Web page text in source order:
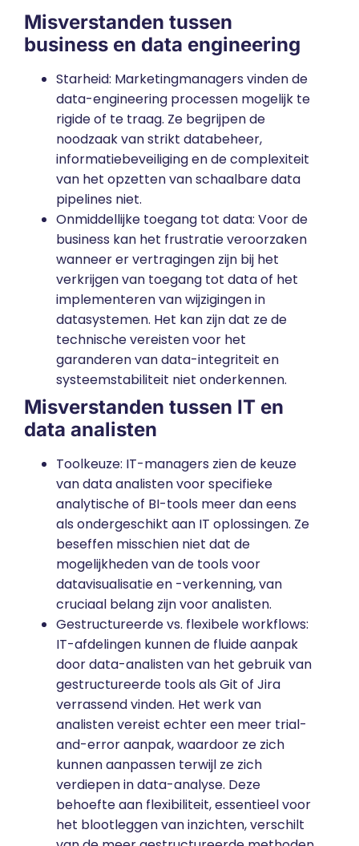
Misverstanden tussen
business en data engineering
Starheid: Marketingmanagers vinden de
data-engineering processen mogelijk te
rigide of te traag. Ze begrijpen de
noodzaak van strikt databeheer,
informatiebeveiliging en de complexiteit
van het opzetten van schaalbare data
pipelines niet.
Onmiddellijke toegang tot data: Voor de
business kan het frustratie veroorzaken
wanneer er vertragingen zijn bij het
verkrijgen van toegang tot data of het
implementeren van wijzigingen in
datasystemen. Het kan zijn dat ze de
technische vereisten voor het
garanderen van data-integriteit en
systeemstabiliteit niet onderkennen.
Misverstanden tussen IT en
data analisten
Toolkeuze: IT-managers zien de keuze
van data analisten voor specifieke
analytische of BI-tools meer dan eens
als ondergeschikt aan IT oplossingen. Ze
beseffen misschien niet dat de
mogelijkheden van de tools voor
datavisualisatie en -verkenning, van
cruciaal belang zijn voor analisten.
Gestructureerde vs. flexibele workflows:
IT-afdelingen kunnen de fluide aanpak
door data-analisten van het gebruik van
gestructureerde tools als Git of Jira
verrassend vinden. Het werk van
analisten vereist echter een meer trial-
and-error aanpak, waardoor ze zich
kunnen aanpassen terwijl ze zich
verdiepen in data-analyse. Deze
behoefte aan flexibiliteit, essentieel voor
het blootleggen van inzichten, verschilt